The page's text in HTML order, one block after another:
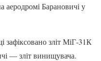
аеродромі Барановичі у
зафіксовано зліт МіГ-31К
— зліт винищувача.